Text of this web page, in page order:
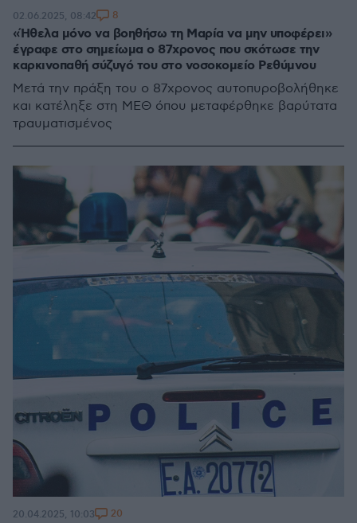
«Ήθελα μόνο να βοηθήσω τη Μαρία να μην υποφέρει»
έγραφε στο σημείωμα ο 87χρονος που σκότωσε την
καρκινοπαθή σύζυγό του στο νοσοκομείο Ρεθύμνου
Μετά την πράξη του ο 87χρονος αυτοπυροβολήθηκε
και κατέληξε στη ΜΕΘ όπου μεταφέρθηκε βαρύτατα
τραυματισμένος
02.06.2025, 08:42 8
20.04.2025, 10:03 20